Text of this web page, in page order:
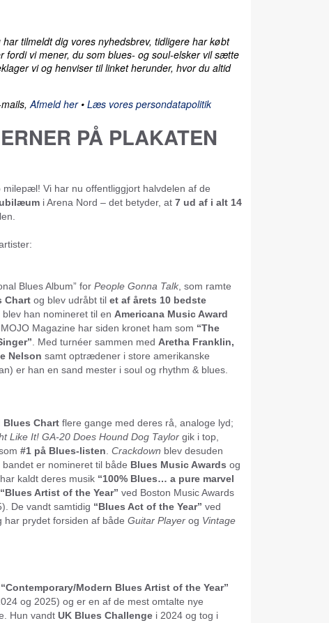
tilmeldt dig vores nyhedsbrev, tidligere har købt
vi mener, du som blues- og soul-elsker vil sætte
vi og henviser til linket herunder, hvor du altid
mails,Afmeld her• Læs vores persondatapolitik
PÅ PLAKATEN
Vi har nu offentliggjort halvdelen af de
i Arena Nord – det betyder, at 7 ud af i alt 14
Blues Album” for People Gonna Talk, som ramte
Chart og blev udråbt til et af årets 10 bedste
han nomineret til en Americana Music Award
Magazine har siden kronet ham som “The
. Med turnéer sammen med Aretha Franklin,
Nelson samt optrædener i store amerikanske
er han en sand mester i soul og rhythm & blues.
Blues Chart flere gange med deres rå, analoge lyd;
Like It! GA-20 Does Hound Dog Taylor gik i top,
#1 på Blues-listen Crackdown blev desuden
bandet er nomineret til både Blues Music Awards og
har kaldt deres musik “100% Blues… a pure marvel
“Blues Artist of the Year” ved Boston Music Awards
De vandt samtidig “Blues Act of the Year” ved
har prydet forsiden af både Guitar Player og Vintage
“Contemporary/Modern Blues Artist of the Year”
og 2025) og er en af de mest omtalte nye
Hun vandt UK Blues Challenge i 2024 og tog i